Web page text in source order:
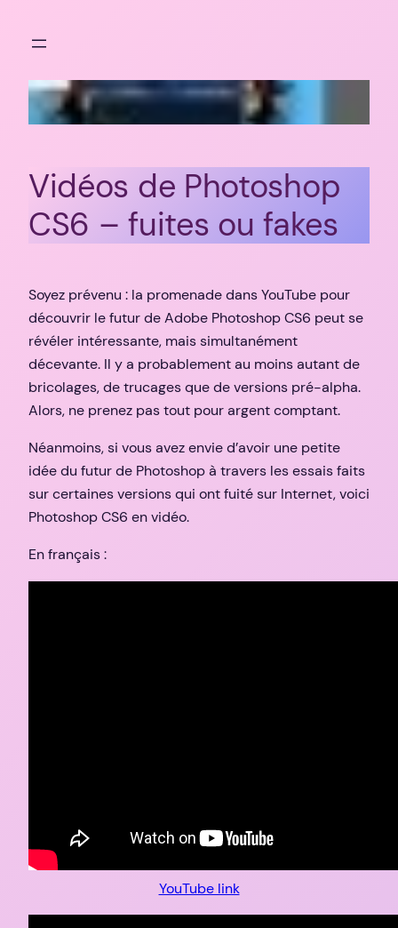
Vidéos de Photoshop
CS6 – fuites ou fakes
Soyez prévenu : la promenade dans YouTube pour
découvrir le futur de Adobe Photoshop CS6 peut se
révéler intéressante, mais simultanément
décevante. Il y a probablement au moins autant de
bricolages, de trucages que de versions pré-alpha.
Alors, ne prenez pas tout pour argent comptant.
Néanmoins, si vous avez envie d’avoir une petite
idée du futur de Photoshop à travers les essais faits
sur certaines versions qui ont fuité sur Internet, voici
Photoshop CS6 en vidéo.
En français :
YouTube link